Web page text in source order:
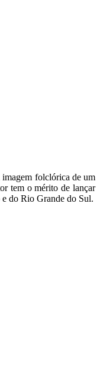
imagem folclórica de um
tem o mérito de lançar
e do Rio Grande do Sul.